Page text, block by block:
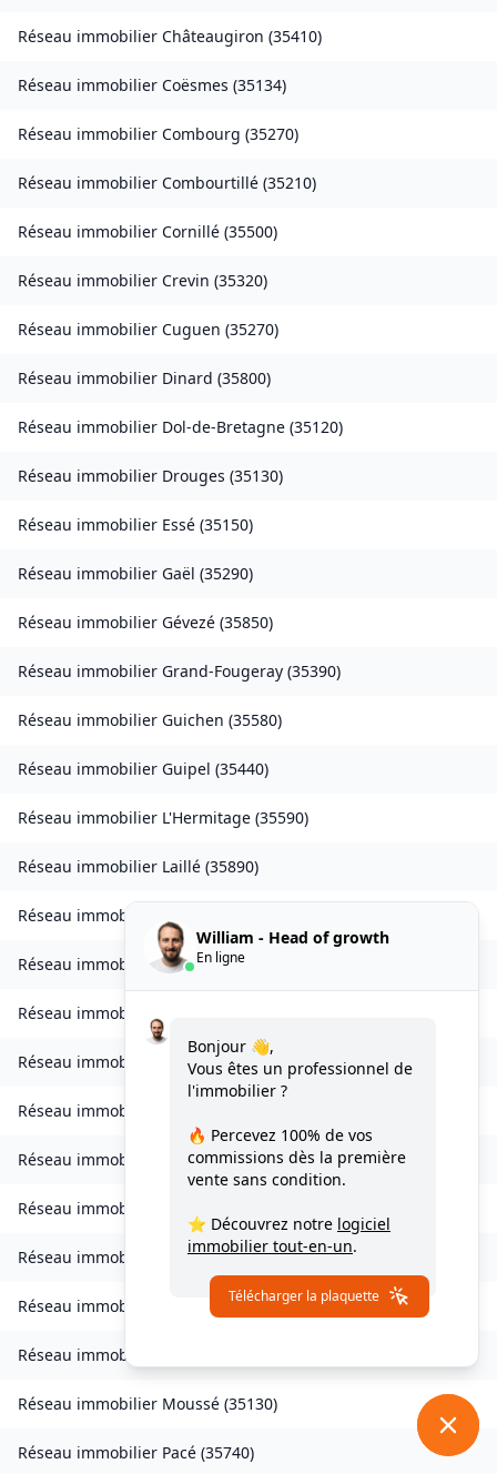
Réseau immobilier Châteaugiron (35410)
Réseau immobilier Coësmes (35134)
Réseau immobilier Combourg (35270)
Réseau immobilier Combourtillé (35210)
Réseau immobilier Cornillé (35500)
Réseau immobilier Crevin (35320)
Réseau immobilier Cuguen (35270)
Réseau immobilier Dinard (35800)
Réseau immobilier Dol-de-Bretagne (35120)
Réseau immobilier Drouges (35130)
Réseau immobilier Essé (35150)
Réseau immobilier Gaël (35290)
Réseau immobilier Gévezé (35850)
Réseau immobilier Grand-Fougeray (35390)
Réseau immobilier Guichen (35580)
Réseau immobilier Guipel (35440)
Réseau immobilier L'Hermitage (35590)
Réseau immobilier Laillé (35890)
Réseau immobilier
Réseau immobilierLivré-sur-Changeon
Réseau immobilier
Réseau immobilier Longaulnay(35190)
Réseau immobilier
Réseau immobilier Louvigné-du-Désert( 35420)
Réseau immobilier
Réseau immobilier Maxent(35380)
Réseau immobilier Meillac 35270)
Réseau immobilier
Réseau immobilier Moussé (35130)
Réseau immobilier Pacé (35740)
William - Head of growth
En ligne
Bonjour 👋,
Vous êtes un professionnel de
l'immobilier ?
🔥 Percevez 100% de vos
commissions dès la première
vente sans condition.
⭐ Découvrez notre logiciel
immobilier tout-en-un.
Télécharger la plaquette